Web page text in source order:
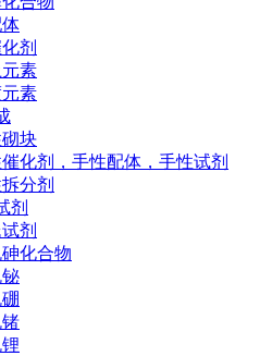
剂
素
素
块
化剂，手性配体，手性试剂
分剂
剂
剂
化合物